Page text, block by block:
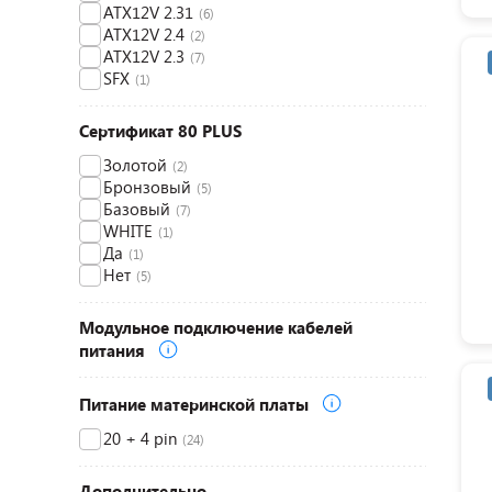
ATX12V 2.31 (6)
ATX12V 2.4 (2)
ATX12V 2.3 (7)
SFX (1)
Сертификат 80 PLUS
Золотой (2)
Бронзовый (5)
Базовый (7)
WHITE (1)
Да (1)
Нет (5)
Модульное подключение кабелей
питания
Питание материнской платы
20 + 4 pin (24)